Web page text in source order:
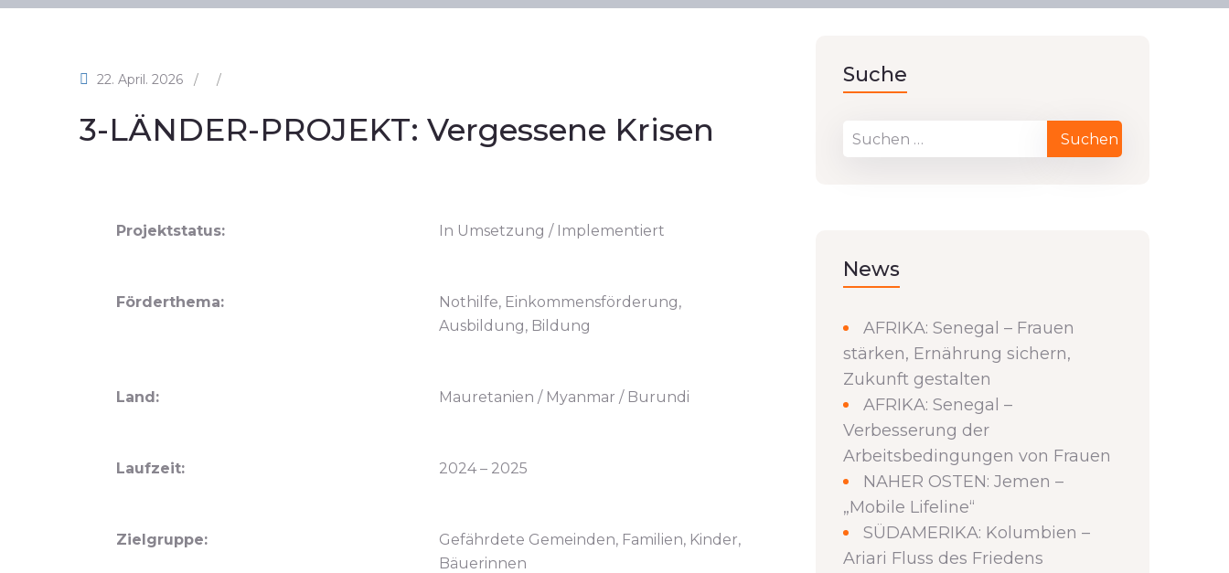
22. April. 2026 / /
3-LÄNDER-PROJEKT: Vergessene Krisen
Projektstatus: In Umsetzung / Implementiert
Förderthema:
Nothilfe, Einkommensförderung,
Ausbildung, Bildung
Land: Mauretanien / Myanmar / Burundi
Laufzeit: 2024 – 2025
Zielgruppe:
Gefährdete Gemeinden, Familien, Kinder,
Bäuerinnen
Suche
News
AFRIKA: Senegal – Frauen
stärken, Ernährung sichern,
Zukunft gestalten
AFRIKA: Senegal –
Verbesserung der
Arbeitsbedingungen von Frauen
NAHER OSTEN: Jemen –
„Mobile Lifeline“
SÜDAMERIKA: Kolumbien –
Ariari Fluss des Friedens